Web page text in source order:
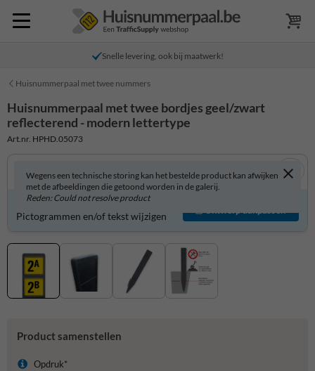
Snelle levering, ook bij maatwerk!
Huisnummerpaal met twee nummers
Huisnummerpaal met twee bordjes geel/zwart
reflecterend - modern lettertype
Art.nr. HPHD.05073
Wegens een technische storing kan het bestelde product kan afwijken
met de afbeeldingen die getoond worden in de galerij.
Reden: Could not resolve product
Product zelf aanpassen?
Pictogrammen en/of tekst wijzigen
Ontwerp aanpassen
Product samenstellen
Opdruk*